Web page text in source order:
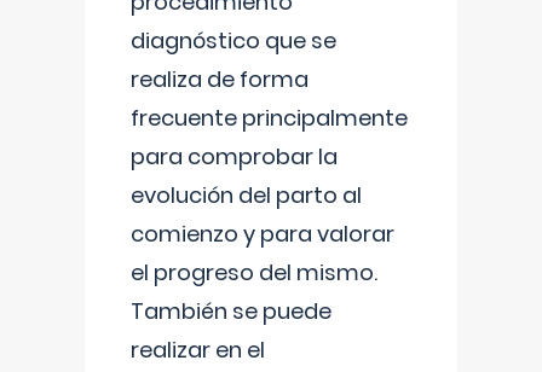
diagnóstico que se
realiza de forma
frecuente principalmente
para comprobar la
evolución del parto al
comienzo y para valorar
el progreso del mismo.
También se puede
realizar en el